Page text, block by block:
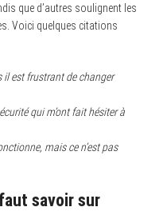
que d’autres soulignent les
Voici quelques citations
il est frustrant de changer
qui m’ont fait hésiter à
mais ce n’est pas
savoir sur